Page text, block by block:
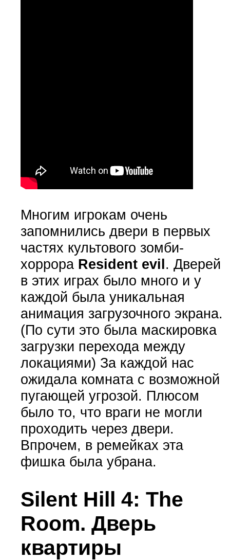
Многим игрокам очень
запомнились двери в первых
частях культового зомби-
хоррора Resident evil. Дверей
в этих играх было много и у
каждой была уникальная
анимация загрузочного экрана.
(По сути это была маскировка
загрузки перехода между
локациями) За каждой нас
ожидала комната с возможной
пугающей угрозой. Плюсом
было то, что враги не могли
проходить через двери.
Впрочем, в ремейках эта
фишка была убрана.
Silent Hill 4: The
Room. Дверь
квартиры